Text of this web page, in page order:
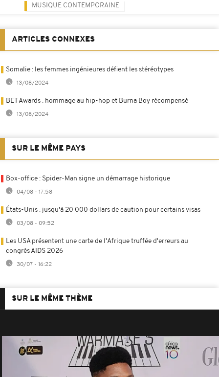
MUSIQUE CONTEMPORAINE
ARTICLES CONNEXES
Somalie : les femmes ingénieures défient les stéréotypes
13/08/2024
BET Awards : hommage au hip-hop et Burna Boy récompensé
13/08/2024
SUR LE MÊME PAYS
Box-office : Spider-Man signe un démarrage historique
04/08 - 17:58
États-Unis : jusqu'à 20 000 dollars de caution pour certains visas
03/08 - 09:52
Les USA présentent une carte de l'Afrique truffée d'erreurs au
congrès AIDS 2026
30/07 - 16:22
SUR LE MÊME THÈME